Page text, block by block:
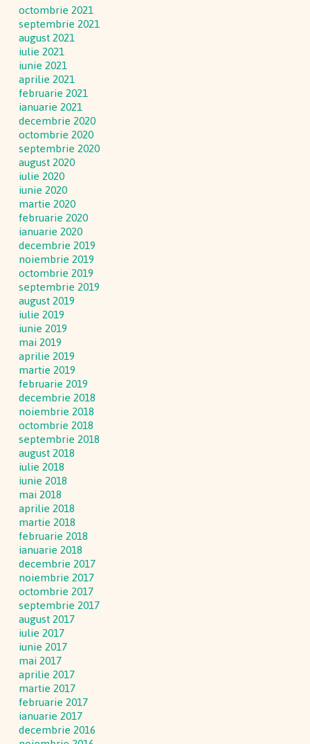
octombrie 2021
septembrie 2021
august 2021
iulie 2021
iunie 2021
aprilie 2021
februarie 2021
ianuarie 2021
decembrie 2020
octombrie 2020
septembrie 2020
august 2020
iulie 2020
iunie 2020
martie 2020
februarie 2020
ianuarie 2020
decembrie 2019
noiembrie 2019
octombrie 2019
septembrie 2019
august 2019
iulie 2019
iunie 2019
mai 2019
aprilie 2019
martie 2019
februarie 2019
decembrie 2018
noiembrie 2018
octombrie 2018
septembrie 2018
august 2018
iulie 2018
iunie 2018
mai 2018
aprilie 2018
martie 2018
februarie 2018
ianuarie 2018
decembrie 2017
noiembrie 2017
octombrie 2017
septembrie 2017
august 2017
iulie 2017
iunie 2017
mai 2017
aprilie 2017
martie 2017
februarie 2017
ianuarie 2017
decembrie 2016